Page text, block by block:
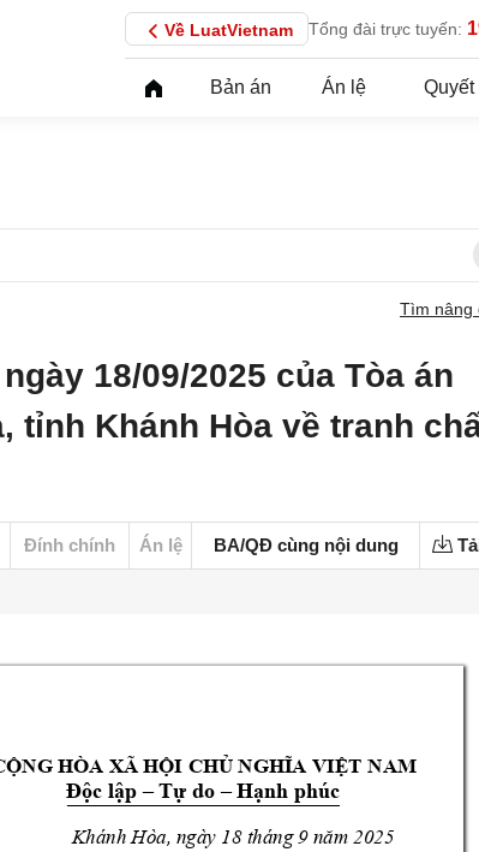
Về LuatVietnam Tổng đài trực tuyến:
Bản án Án lệ Quyết
Tìm nâng
18/09/2025 của Tòa án
tỉnh Khánh Hòa về tranh
Đính chính Án lệ BA/QĐ cùng nội dung
HÒA XÃ HỘI CHỦ NGHĨA VIỆT NAM
Độc lập – Tự do – Hạnh phúc
Khánh Hòa, ngày 18 tháng 9 năm 2025